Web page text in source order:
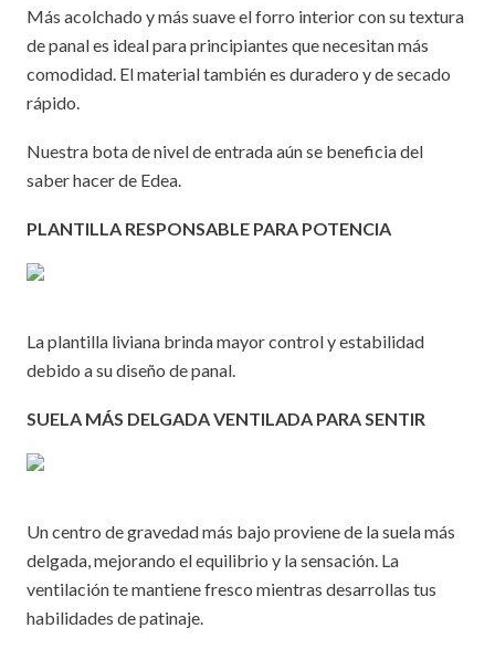
Más acolchado y más suave el forro interior con su textura
de panal es ideal para principiantes que necesitan más
comodidad. El material también es duradero y de secado
rápido.
Nuestra bota de nivel de entrada aún se beneficia del
saber hacer de Edea.
PLANTILLA RESPONSABLE PARA POTENCIA
La plantilla liviana brinda mayor control y estabilidad
debido a su diseño de panal.
SUELA MÁS DELGADA VENTILADA PARA SENTIR
Un centro de gravedad más bajo proviene de la suela más
delgada, mejorando el equilibrio y la sensación. La
ventilación te mantiene fresco mientras desarrollas tus
habilidades de patinaje.